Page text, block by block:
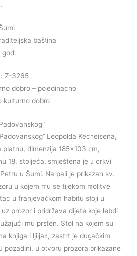
baština
god.
Z-3265
dobro – pojedinacno
kulturno dobro
Leopolda Kecheisena,
platnu, dimenzija 185×103 cm,
18. stoljeća, smještena je u crkvi
u Šumi. Na pali je prikazan sv.
u kojem mu se tijekom molitve
u franjevačkom habitu stoji u
prozor i pridržava dijete koje lebdi
mu prsten. Stol na kojem su
knjiga i ljiljan, zastrt je dugačkim
pozadini, u otvoru prozora prikazane